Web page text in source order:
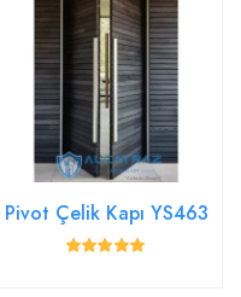
Pivot Çelik Kapı YS463